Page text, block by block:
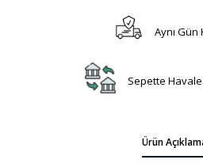
Aynı Gün
Sepette
Ürün